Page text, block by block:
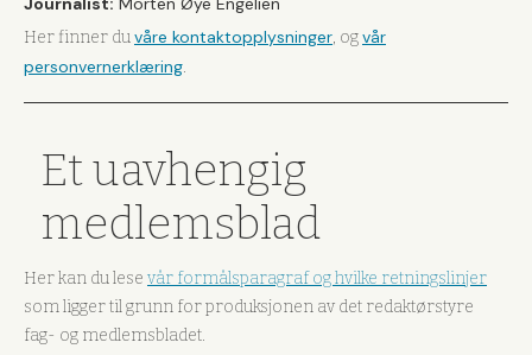
Her finner duvåre kontaktopplysninger, ogvår
personvernerklæring.
Et uavhengig
medlemsblad
Her kan du lese vår formålsparagraf og hvilke retningslinjer
som ligger til grunn for produksjonen av det redaktørstyre
fag- og medlemsbladet.